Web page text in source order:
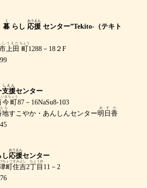
暮
く
らし 応援
おうえん
上田
うえだ
町
ちょう
1288－18２F
支援
しえん
センター
今町
いまちょう
87－16NaSu8-103
地
ち
すこやか・あんしんセンター明日香
あすか
し応援
おうえん
センター
町住吉
ちょうすみよし
2丁目
ちょうめ
11－2